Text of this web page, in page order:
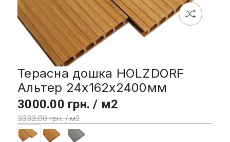
Терасна дошка HOLZDORF
Альтер 24х162х2400мм
3000.00 грн. / м2
3333.00 грн. / м2